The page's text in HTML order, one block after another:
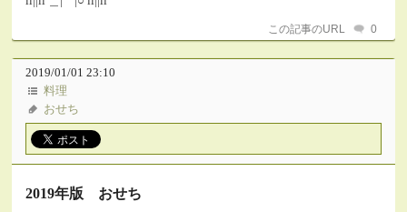
この記事のURL 0
2019/01/01 23:10
料理
おせち
2019年版 おせち